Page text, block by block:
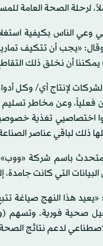
لرحلة الصحة العامة
وعي الناس بكيفية
«يجب أن تتكيف
أن نخلق ذلك
فعلياً، وعن مخاطر
اختصاصيي تغذية
ذلك لباقي عناصر
باسم شركة «ووب» بأن
التي كانت
هذا النهج صياغة
صحية فورية. وتسهم
لدعم نتائج